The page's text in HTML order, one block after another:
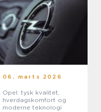
06. marts 2026
Opel: tysk kvalitet,
hverdagskomfort og
moderne teknologi